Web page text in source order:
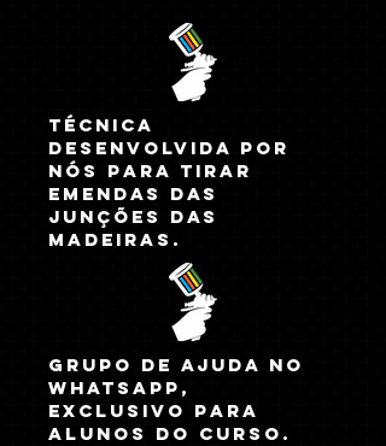
técnica
desenvolvida por
nós para tirar
emendas das
junções das
madeiras.
GRUPO DE AJUDA NO
WHATSAPP,
EXCLUSIVO PARA
ALUNOS DO CURSO.